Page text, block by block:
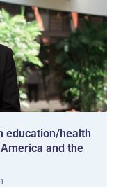
education/health
and the